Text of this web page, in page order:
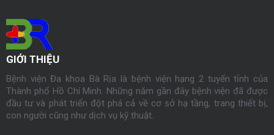
GIỚI THIỆU
Bệnh viện Đa khoa Bà Rịa là bệnh viện hạng 2 tuyến tỉnh của
Thành phố Hồ Chí Minh. Những năm gần đây bệnh viện đã được
đầu tư và phát triển đột phá cả về cơ sở hạ tầng, trang thiết bị,
con người cũng như dịch vụ kỹ thuật.